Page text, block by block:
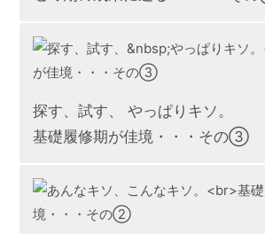
探す、試す、 やっぱりキソ。
基礎履修期が佳境・・・その③